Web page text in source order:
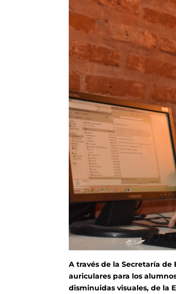
A través de la Secretaría
auriculares para los
disminuidas visuales, de la